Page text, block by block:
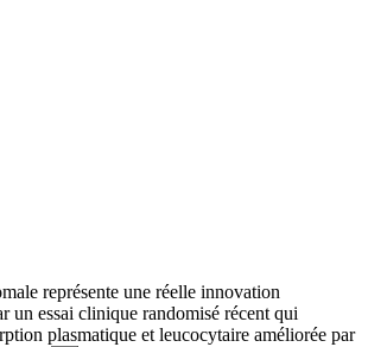
représente une réelle innovation
un essai clinique randomisé récent qui
plasmatique et leucocytaire améliorée par